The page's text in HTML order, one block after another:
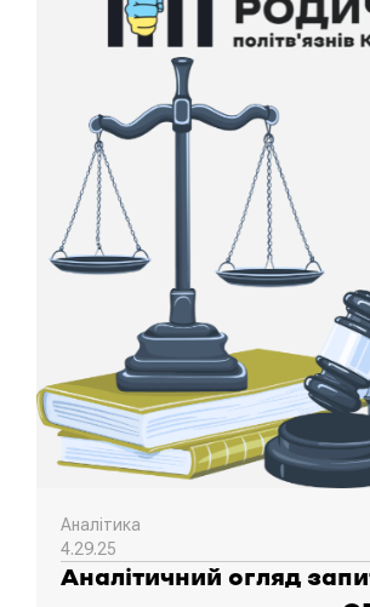
Аналітика
4.29.25
Аналітичний огляд